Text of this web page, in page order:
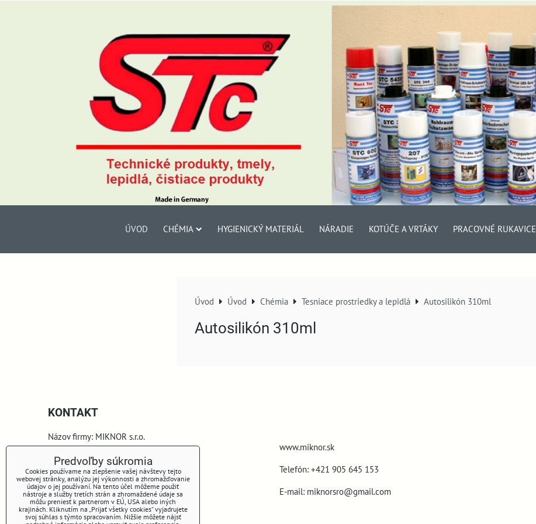
ÚVOD CHÉMIA HYGIENICKÝ MATERIÁL NÁRADIE KOTÚČE A VRTÁKY PRACOVNÉ RUKAVICE
Úvod Úvod Chémia Tesniace prostriedky a lepidlá Autosilikón 310ml
Autosilikón 310ml
KONTAKT
Názov firmy: MIKNOR s.r.o.
Sídlo firmy a korešpodenčná adresa:
Vlky 149
900 44 Vlky
www.miknor.sk
Telefón: +421 905 645 153
E-mail: miknorsro@gmail.com
Predvoľby súkromia
Cookies používame na zlepšenie vašej návštevy tejto
webovej stránky, analýzu jej výkonnosti a zhromažďovanie
údajov o jej používaní. Na tento účel môžeme použiť
nástroje a služby tretích strán a zhromaždené údaje sa
môžu preniesť k partnerom v EÚ, USA alebo iných
krajinách. Kliknutím na „Prijať všetky cookies“ vyjadrujete
svoj súhlas s týmto spracovaním. Nižšie môžete nájsť